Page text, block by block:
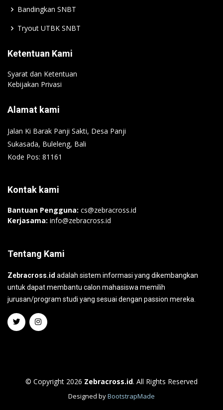
Bandingkan SNBT
Tryout UTBK SNBT
Ketentuan Kami
Syarat dan Ketentuan
Kebijakan Privasi
Alamat kami
Jalan Ki Barak Panji Sakti, Desa Panji
Sukasada, Buleleng, Bali
Kode Pos: 81161
Kontak kami
Bantuan Pengguna: cs@zebracross.id
Kerjasama: info@zebracross.id
Tentang Kami
Zebracross.id adalah sistem informasi yang dikembangkan
untuk dapat membantu calon mahasiswa memilih
jurusan/program studi yang sesuai dengan passion mereka.
© Copyright 2026 Zebracross.id. All Rights Reserved
Designed byBootstrapMade